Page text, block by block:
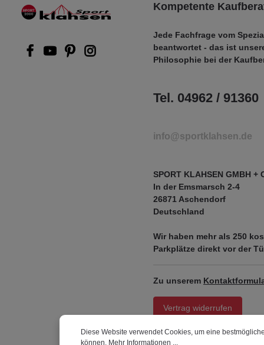
Kompetente
Jede Fachfrage vom
beantwortet - das ist
Philosophie bei der
Tel. 04962 / 91360
info@sportklahsen.de
SPORT KLAHSEN GMBH +
In der Emsmarsch 2-4
26871 Aschendorf
Deutschland
Wir haben mehr als 250
Parkplätze direkt vor der
Zu unserem
Vertrag widerrufen
Diese Website verwendet Cookies, um eine
können. Mehr Informationen ...